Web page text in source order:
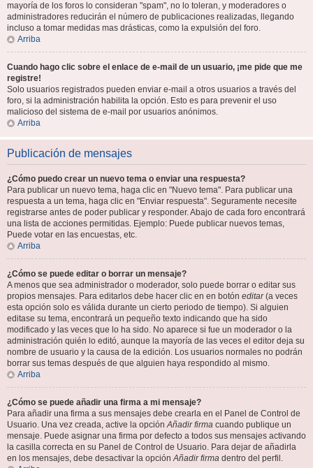
mayoría de los foros lo consideran "spam", no lo toleran, y moderadores o
administradores reducirán el número de publicaciones realizadas, llegando
incluso a tomar medidas mas drásticas, como la expulsión del foro.
Arriba
Cuando hago clic sobre el enlace de e-mail de un usuario, ¡me pide que me
registre!
Solo usuarios registrados pueden enviar e-mail a otros usuarios a través del
foro, si la administración habilita la opción. Esto es para prevenir el uso
malicioso del sistema de e-mail por usuarios anónimos.
Arriba
Publicación de mensajes
¿Cómo puedo crear un nuevo tema o enviar una respuesta?
Para publicar un nuevo tema, haga clic en "Nuevo tema". Para publicar una
respuesta a un tema, haga clic en "Enviar respuesta". Seguramente necesite
registrarse antes de poder publicar y responder. Abajo de cada foro encontrará
una lista de acciones permitidas. Ejemplo: Puede publicar nuevos temas,
Puede votar en las encuestas, etc.
Arriba
¿Cómo se puede editar o borrar un mensaje?
A menos que sea administrador o moderador, solo puede borrar o editar sus
propios mensajes. Para editarlos debe hacer clic en en botón editar(a veces
esta opción solo es válida durante un cierto periodo de tiempo). Si alguien
editase su tema, encontrará un pequeño texto indicando que ha sido
modificado y las veces que lo ha sido. No aparece si fue un moderador o la
administración quién lo editó, aunque la mayoría de las veces el editor deja su
nombre de usuario y la causa de la edición. Los usuarios normales no podrán
borrar sus temas después de que alguien haya respondido al mismo.
Arriba
¿Cómo se puede añadir una firma a mi mensaje?
Para añadir una firma a sus mensajes debe crearla en el Panel de Control de
Usuario. Una vez creada, active la opciónAñadir firma cuando publique un
mensaje. Puede asignar una firma por defecto a todos sus mensajes activando
la casilla correcta en su Panel de Control de Usuario. Para dejar de añadirla
en los mensajes, debe desactivar la opciónAñadir firma dentro del perfil.